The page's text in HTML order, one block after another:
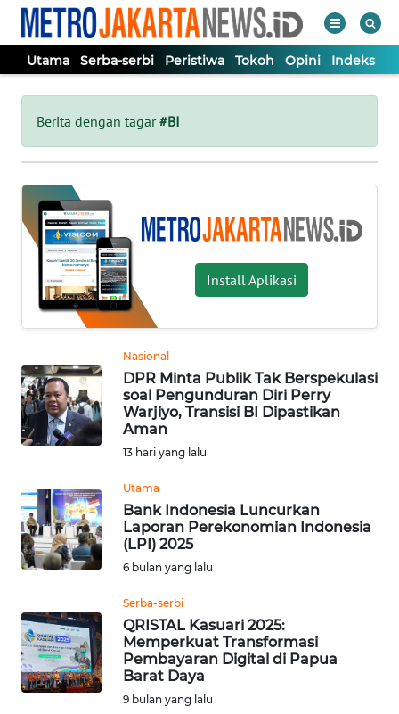
Utama Serba-serbi Peristiwa Tokoh Opini Indeks
Berita dengan tagar#BI
Install Aplikasi
Nasional
DPR Minta Publik Tak Berspekulasi
soal Pengunduran Diri Perry
Warjiyo, Transisi BI Dipastikan
Aman
13 hari yang lalu
Utama
Bank Indonesia Luncurkan
Laporan Perekonomian Indonesia
(LPI) 2025
6 bulan yang lalu
Serba-serbi
QRISTAL Kasuari 2025:
Memperkuat Transformasi
Pembayaran Digital di Papua
Barat Daya
9 bulan yang lalu
Tutup
UTAMA
SERBA-
SERBI
PERISTIWA
TOKOH
OPINI
Informasi
BERITA
KONTAK
KAMI
IKLAN
TENTANG
KAMI